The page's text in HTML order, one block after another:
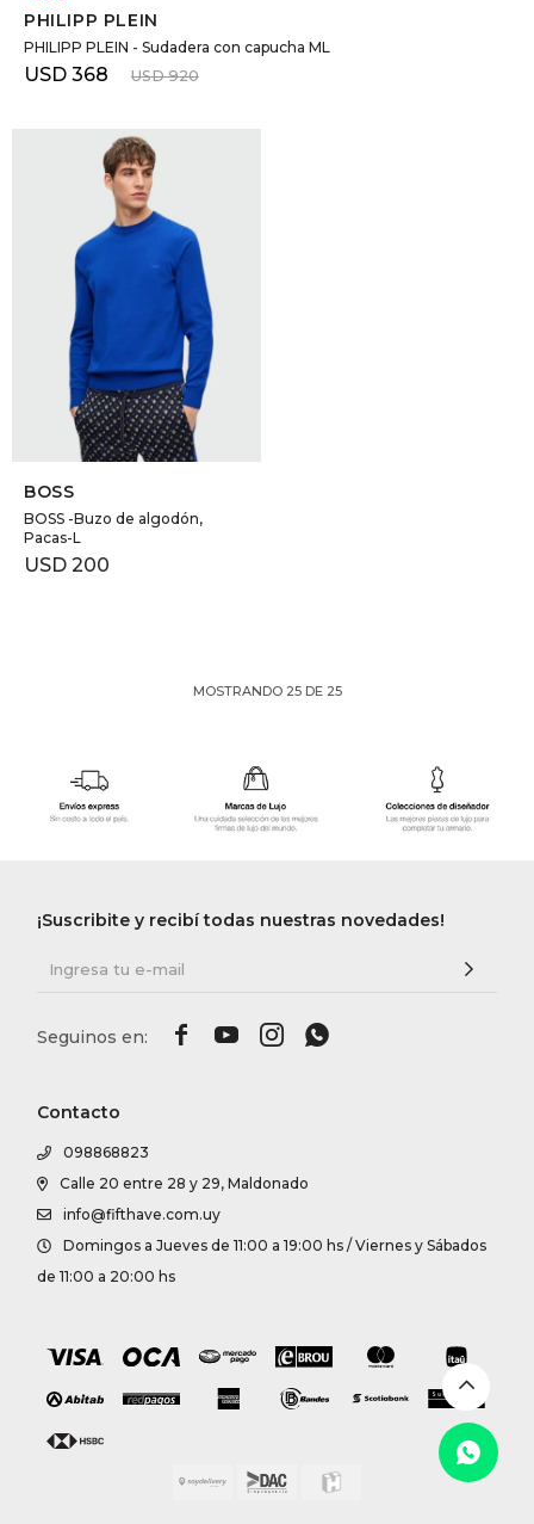
PHILIPP PLEIN
PHILIPP PLEIN - Sudadera con capucha ML
USD 368 USD 920
SELECCIONAR TALLE
BOSS
BOSS -Buzo de algodón,
Pacas-L
USD 200
MOSTRANDO 25DE 25
Contacto
098868823
Calle 20 entre 28 y 29, Maldonado
info@fifthave.com.uy
Domingos a Jueves de 11:00 a 19:00 hs / Viernes y Sábados
de 11:00 a 20:00 hs
¡Suscribite y recibí todas nuestras novedades!
   